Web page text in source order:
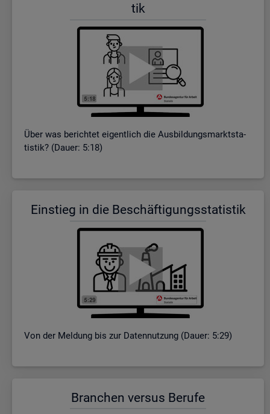
tik
Über was be­rich­tet ei­gent­lich die Aus­bil­dungs­markt­sta­
tis­tik? (Dauer: 5:18)
Ein­stieg in die Be­schäf­ti­gungs­sta­tis­tik
Von der Mel­dung bis zur Da­ten­nut­zung (Dauer: 5:29)
Bran­chen ver­sus Be­ru­fe